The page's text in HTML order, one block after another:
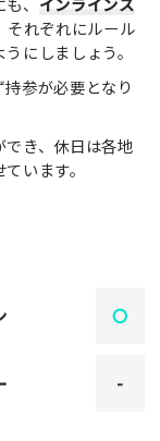
それぞれにルール
にしましょう。
参が必要となり
き、休日は各地
います。
〇
-